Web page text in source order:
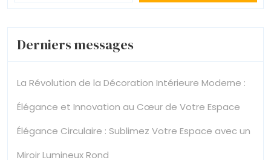
Derniers messages
La Révolution de la Décoration Intérieure Moderne :
Élégance et Innovation au Cœur de Votre Espace
Élégance Circulaire : Sublimez Votre Espace avec un
Miroir Lumineux Rond